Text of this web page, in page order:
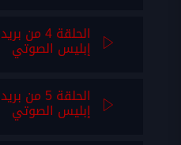
الحلقة 4 من بريد
إبليس الصوتي
الحلقة 5 من بريد
إبليس الصوتي